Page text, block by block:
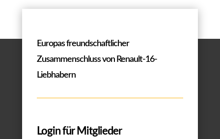
Europas freundschaftlicher
Zusammenschluss von Renault-16-
Liebhabern
Login für Mitglieder